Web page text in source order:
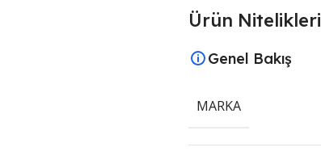
Ürün Nitelikleri
Genel Bakış
MARKA